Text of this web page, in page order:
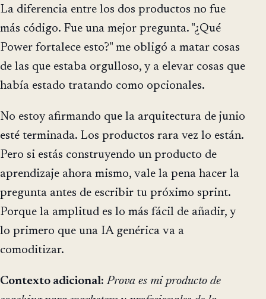
La diferencia entre los dos productos no fue
más código. Fue una mejor pregunta. "¿Qué
Power fortalece esto?" me obligó a matar cosas
de las que estaba orgulloso, y a elevar cosas que
había estado tratando como opcionales.
No estoy afirmando que la arquitectura de junio
esté terminada. Los productos rara vez lo están.
Pero si estás construyendo un producto de
aprendizaje ahora mismo, vale la pena hacer la
pregunta antes de escribir tu próximo sprint.
Porque la amplitud es lo más fácil de añadir, y
lo primero que una IA genérica va a
comoditizar.
Contexto adicional: Prova es mi producto de